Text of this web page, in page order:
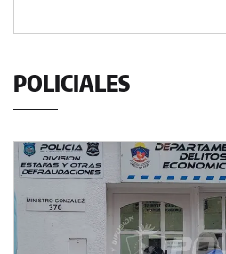
POLICIALES